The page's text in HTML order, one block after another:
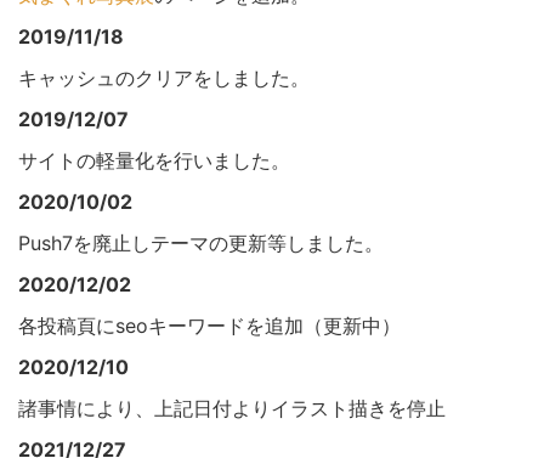
2019/11/18
キャッシュのクリアをしました。
2019/12/07
サイトの軽量化を行いました。
2020/10/02
Push7を廃止しテーマの更新等しました。
2020/12/02
各投稿頁にseoキーワードを追加（更新中）
2020/12/10
諸事情により、上記日付よりイラスト描きを停止
2021/12/27